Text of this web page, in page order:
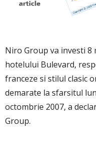
Niro Group va investi 8
hotelului Bulevard,
franceze si stilul clasic
demarate la sfarsitul
octombrie 2007, a
Group.